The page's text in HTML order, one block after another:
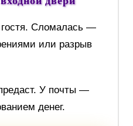
Сломалась —
или разрыв
У почты —
денег.